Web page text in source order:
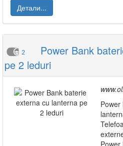
Детали...
2
Power Bank
pe 2 leduri
Power